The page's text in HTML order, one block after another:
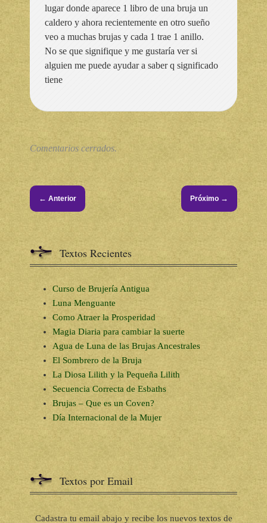
lugar donde aparece 1 libro de una bruja un
caldero y ahora recientemente en otro sueño
veo a muchas brujas y cada 1 trae 1 anillo.
No se que signifique y me gustaría ver si
alguien me puede ayudar a saber q significado
tiene
Comentarios cerrados.
← Anterior Próximo →
Textos Recientes
Curso de Brujería Antigua
Luna Menguante
Como Atraer la Prosperidad
Magia Diaria para cambiar la suerte
Agua de Luna de las Brujas Ancestrales
El Sombrero de la Bruja
La Diosa Lilith y la Pequeña Lilith
Secuencia Correcta de Esbaths
Brujas – Que es un Coven?
Día Internacional de la Mujer
Textos por Email
Cadastra tu email abajo y recibe los nuevos textos de